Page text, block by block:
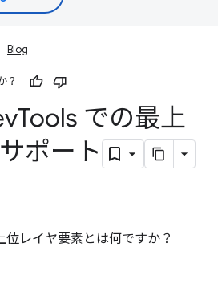
Blog
？
Tools での最上
ポート
レイヤ要素とは何ですか？